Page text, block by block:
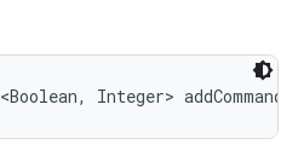
<Boolean, Integer>